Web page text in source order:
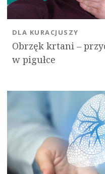
Obrzęk krtani –
w pigułce
DLA KURACJUSZY